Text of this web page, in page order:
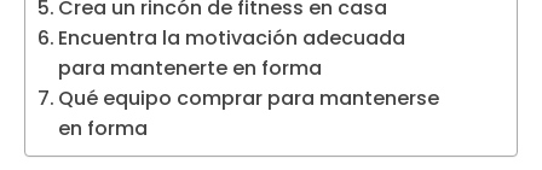
Crea un rincón de fitness en casa
Encuentra la motivación adecuada
para mantenerte en forma
Qué equipo comprar para mantenerse
en forma